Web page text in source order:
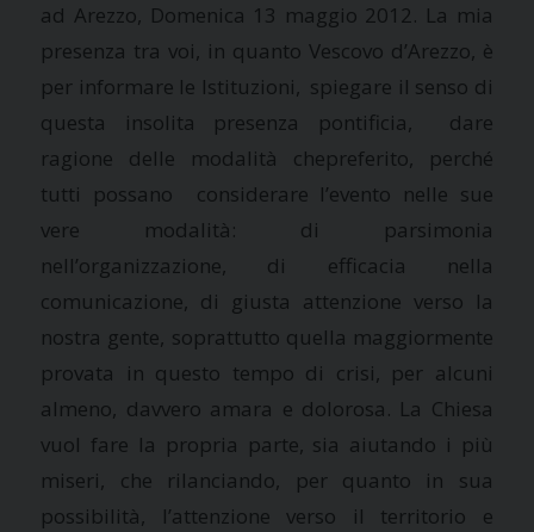
ad Arezzo, Domenica 13 maggio 2012. La mia
presenza tra voi, in quanto Vescovo d’Arezzo, è
per informare le Istituzioni, spiegare il senso di
questa insolita presenza pontificia, dare
ragione delle modalità chepreferito, perché
tutti possano considerare l’evento nelle sue
vere modalità: di parsimonia
nell’organizzazione, di efficacia nella
comunicazione, di giusta attenzione verso la
nostra gente, soprattutto quella maggiormente
provata in questo tempo di crisi, per alcuni
almeno, davvero amara e dolorosa. La Chiesa
vuol fare la propria parte, sia aiutando i più
miseri, che rilanciando, per quanto in sua
possibilità, l’attenzione verso il territorio e